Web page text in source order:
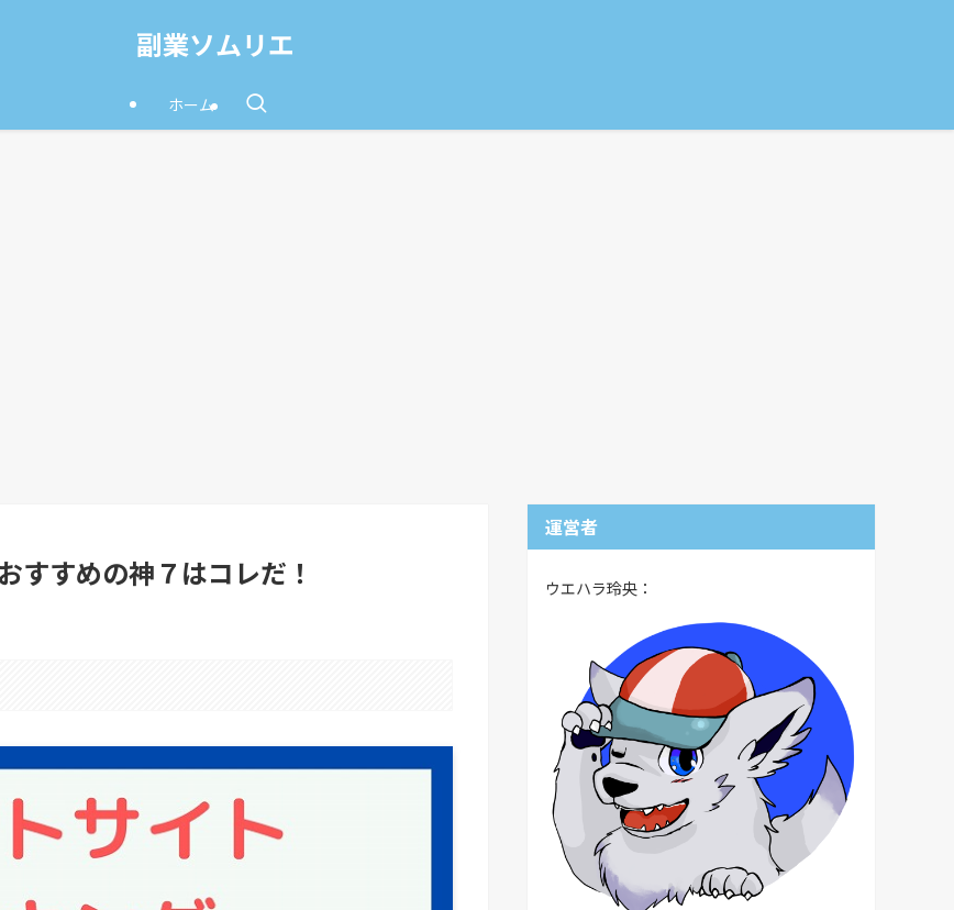
副業ソムリエ
ホーム
すすめの神７はコレだ！
運営者
ウエハラ玲央：